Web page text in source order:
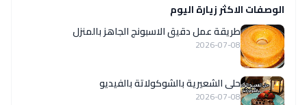
الوصفات الاكثر زيارة اليوم
طريقة عمل دقيق الاسبونج الجاهز بالمنزل
2026-07-08
حلى الشعيرية بالشوكولاتة بالفيديو
2026-07-08